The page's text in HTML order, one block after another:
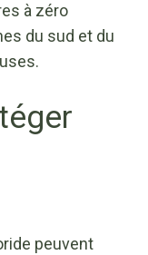
à zéro
du sud et du
peuvent